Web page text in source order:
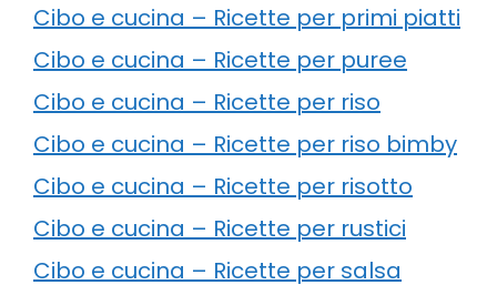
Cibo e cucina – Ricette per primi piatti
Cibo e cucina – Ricette per puree
Cibo e cucina – Ricette per riso
Cibo e cucina – Ricette per riso bimby
Cibo e cucina – Ricette per risotto
Cibo e cucina – Ricette per rustici
Cibo e cucina – Ricette per salsa